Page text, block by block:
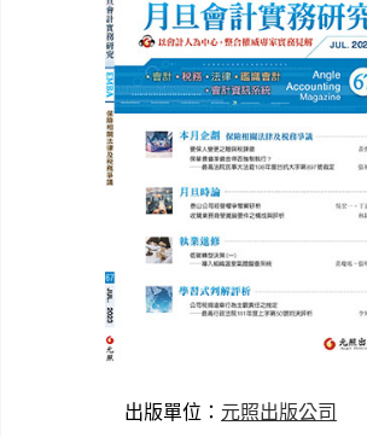
出版單位： 元照出版公司